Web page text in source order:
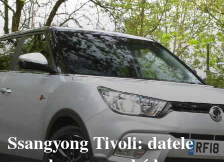
Ssangyong Tivoli: datele